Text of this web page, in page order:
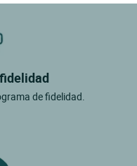
de fidelidad.